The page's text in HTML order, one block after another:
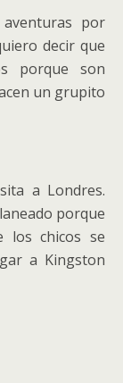
por
decir que
porque son
un grupito
a Londres.
porque
los chicos se
a Kingston